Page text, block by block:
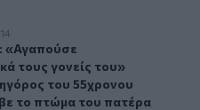
του ΠΑΣΕΒΙΠΕ
- Η σημασία των
τους γονείς του» λέει
«Αγαπούσε παθολογικά
«Αγαπούσε
τους γονείς του»
του 55χρονου
το πτώμα του πατέρα